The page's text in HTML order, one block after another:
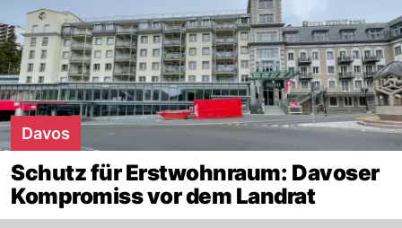
Davos
Schutz für Erstwohnraum: Davoser
Kompromiss vor dem Landrat